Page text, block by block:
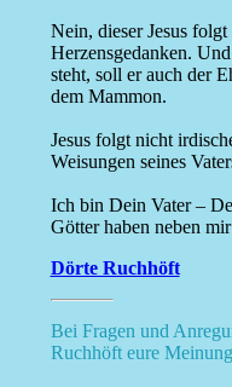
Nein, dieser Jesus
Herzensgedanken.
steht, soll er auch der
dem Mammon.
Jesus folgt nicht
Weisungen seines
Ich bin Dein Vater –
Götter haben neben
Dörte Ruchhöft
Bei Fragen und
Ruchhöft eure